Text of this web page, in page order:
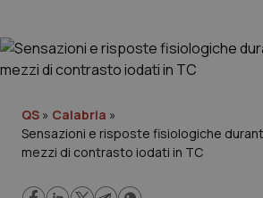
Governo e Parlamento
Regioni e Asl
QS » Calabria »
Sensazioni e risposte fisiologiche
mezzi di contrasto iodati in TC